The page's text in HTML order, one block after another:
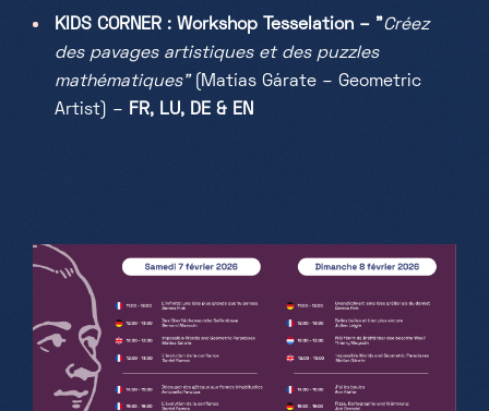
KIDS CORNER : Workshop Tesselation – "Créez
des pavages artistiques et des puzzles
mathématiques"
Matías Gárate – Geometric
Artist) –
FR, LU, DE & EN